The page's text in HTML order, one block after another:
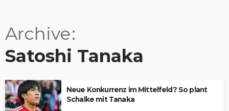
Archive
Satoshi Tanaka
Neue Konkurrenz im Mittelfeld? So plant
Schalke mit Tanaka